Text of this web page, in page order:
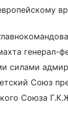
генерал-
силами
Союз
Союза